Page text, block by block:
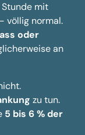
Stunde mit
völlig normal.
oder
an
zu tun.
5 bis 6 % der